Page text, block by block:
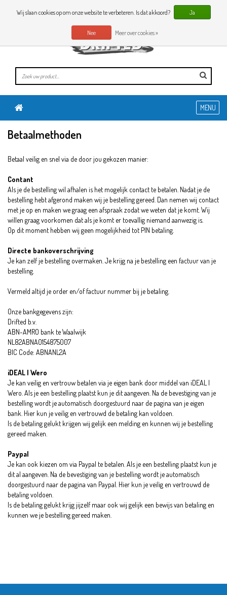
0 Artikelen
NL
MENU
Betaalmethoden
Betaal veilig en snel via de door jou gekozen manier:
Contant
Als je de bestelling wil afhalen is het mogelijk contact te betalen. Nadat je de
bestelling hebt afgerond maken wij je bestelling gereed. Dan nemen wij contact
met je op en maken we graag een afspraak zodat we weten dat je komt. Wij
willen graag voorkomen dat als je komt er toevallig niemand aanwezig is.
Op dit moment hebben wij geen mogelijkheid tot PIN betaling.
Directe bankoverschrijving
Je kan zelf je bestelling overmaken. Je krijg na je bestelling een factuur van je
bestelling.
Vermeld altijd je order en/of factuur nummer bij je betaling.
Onze bankgegevens zijn:
Drifted b.v.
ABN-AMRO bank te Waalwijk
NL82ABNA0154875007
BIC Code: ABNANL2A
iDEAL | Wero
Je kan veilig en vertrouw betalen via je eigen bank door middel van iDEAL |
Wero. Als je een bestelling plaatst kun je dit aangeven. Na de bevestiging van je
bestelling wordt je automatisch doorgestuurd naar de pagina van je eigen
bank. Hier kun je veilig en vertrouwd de betaling kan voldoen.
Is de betaling gelukt krijgen wij gelijk een melding en kunnen wij je bestelling
gereed maken.
Paypal
Je kan ook kiezen om via Paypal te betalen. Als je een bestelling plaatst kun je
dit al aangeven. Na de bevestiging van je bestelling wordt je automatisch
doorgestuurd naar de pagina van Paypal. Hier kun je veilig en vertrouwd de
betaling voldoen.
Is de betaling gelukt krijg jijzelf maar ook wij gelijk een bewijs van betaling en
kunnen we je bestelling gereed maken.
Wij slaan cookies op om onze website te verbeteren. Is dat akkoord? Ja
Nee Meer over cookies »